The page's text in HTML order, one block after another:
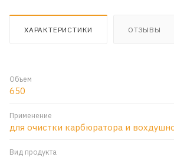
ХАРАКТЕРИСТИКИ ОТЗЫВЫ
Объем
650
Применение
для очистки карбюратора и
Вид продукта